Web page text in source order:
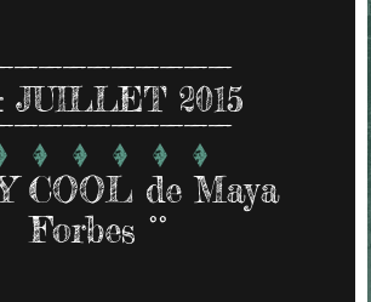
JUILLET 2015
COOL de Maya
Forbes °°